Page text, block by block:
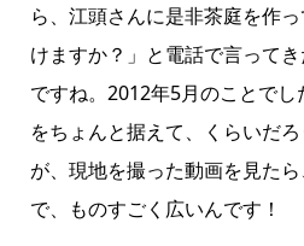
ら、江頭さんに是非茶庭を作
けますか？」と電話で言って
ですね。2012年5月のことで
をちょんと据えて、くらいだ
が、現地を撮った動画を見た
で、ものすごく広いんです！